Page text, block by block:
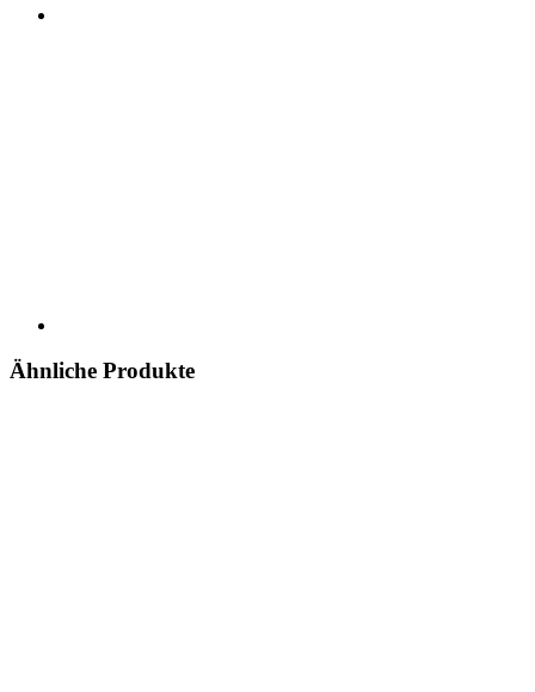
Ähnliche Produkte